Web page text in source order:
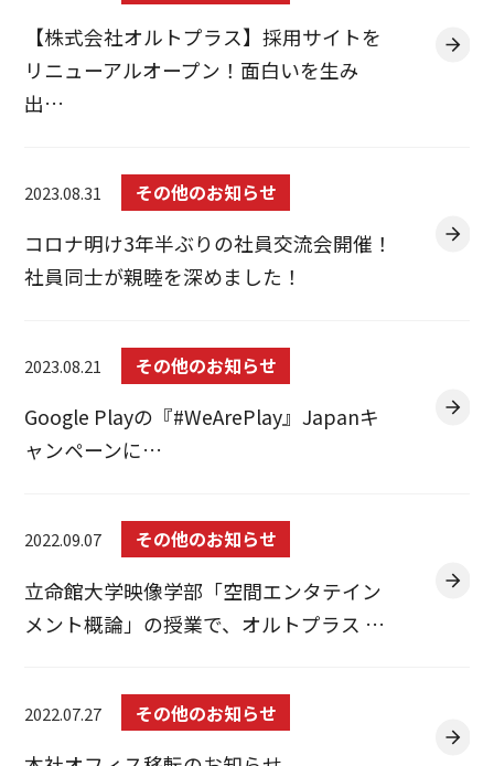
【株式会社オルトプラス】採用サイトを
リニューアルオープン！面白いを生み
出…
2023.08.31 その他のお知らせ
コロナ明け3年半ぶりの社員交流会開催！
社員同士が親睦を深めました！
2023.08.21 その他のお知らせ
Google Playの『#WeArePlay』Japanキ
ャンペーンに…
2022.09.07 その他のお知らせ
立命館大学映像学部「空間エンタテイン
メント概論」の授業で、オルトプラス …
2022.07.27 その他のお知らせ